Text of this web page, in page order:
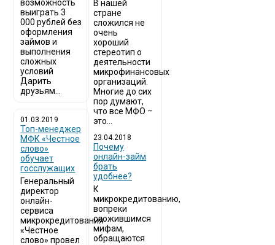
возможность
выиграть 3
000 рублей без
оформления
займов и
выполнения
сложных
условий
Дарить
друзьям...
01.03.2019
Топ-менеджер
МФК «Честное
слово»
обучает
госслужащих
Генеральный
директор
онлайн-
сервиса
микрокредитования
«Честное
слово» провел
В нашей
стране
сложился не
очень
хороший
стереотип о
деятельности
микрофинансовых
организаций.
Многие до сих
пор думают,
что все МФО –
это...
23.04.2018
Почему
онлайн-займ
брать
удобнее?
К
микрокредитованию,
вопреки
сложившимся
мифам,
обращаются